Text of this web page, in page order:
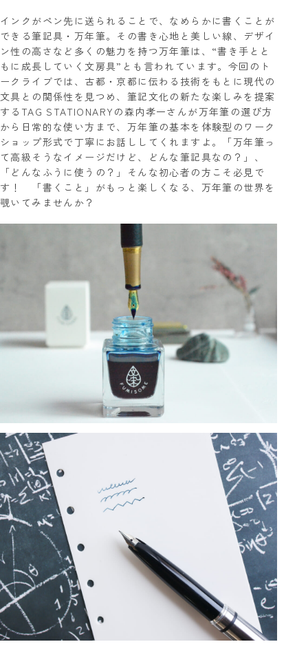
インクがペン先に送られることで、なめらかに書くことが
できる筆記具・万年筆。その書き心地と美しい線、デザイ
ン性の高さなど多くの魅力を持つ万年筆は、“書き手とと
もに成長していく文房具”とも言われています。今回のト
ークライブでは、古都・京都に伝わる技術をもとに現代の
文具との関係性を見つめ、筆記文化の新たな楽しみを提案
するTAG STATIONARYの森内孝一さんが万年筆の選び方
から日常的な使い方まで、万年筆の基本を体験型のワーク
ショップ形式で丁寧にお話ししてくれますよ。「万年筆っ
て高級そうなイメージだけど、どんな筆記具なの？」、
「どんなふうに使うの？」そんな初心者の方こそ必見で
す！ 「書くこと」がもっと楽しくなる、万年筆の世界を
覗いてみませんか？